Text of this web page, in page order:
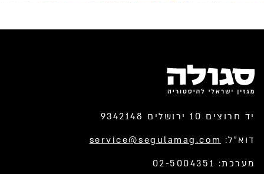
יד חרוצים 10 ירושלים 9342148
דוא”ל: service@segulamag.com
מערכת: 02-5004351